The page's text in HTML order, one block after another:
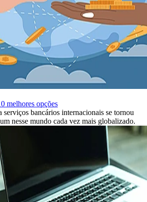
melhores opções
serviços bancários internacionais se tornou
nesse mundo cada vez mais globalizado.